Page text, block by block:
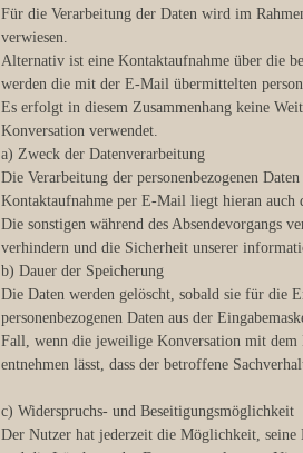
Für die Verarbeitung der Daten wird im
verwiesen.
Alternativ ist eine Kontaktaufnahme über die
werden die mit der E-Mail übermittelten
Es erfolgt in diesem Zusammenhang keine
Konversation verwendet.
a) Zweck der Datenverarbeitung
Die Verarbeitung der personenbezogenen
Kontaktaufnahme per E-Mail liegt hieran auch
Die sonstigen während des Absendevorgangs
verhindern und die Sicherheit unserer
b) Dauer der Speicherung
Die Daten werden gelöscht, sobald sie für die
personenbezogenen Daten aus der
Fall, wenn die jeweilige Konversation mit dem
entnehmen lässt, dass der betroffene
c) Widerspruchs- und Beseitigungsmöglichkeit
Der Nutzer hat jederzeit die Möglichkeit, seine